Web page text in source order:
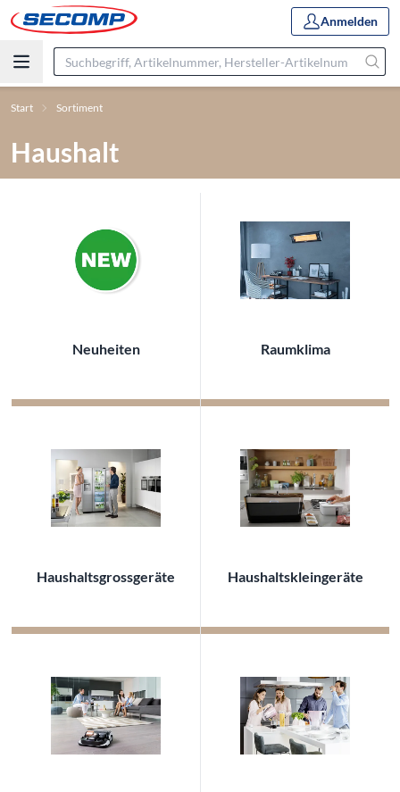
Anmelden
Start Sortiment
Haushalt
Neuheiten Raumklima
Haushaltsgrossgeräte Haushaltskleingeräte